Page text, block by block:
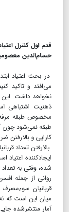
قدم اول کنترل
حسام‌الدین
در بحث اعتیاد
می‌افتد و تاکید
نخواهد داشت.
ذهنیت اشتباهی
مخصوص طبقه مرفه
طبقه نمی‌شود چون
کارایی و
بالارفتن تعداد
ایجادکننده
شده، وقتی به
روانی از جمله
قربانیان
میان این است که
آمار منتشرشده